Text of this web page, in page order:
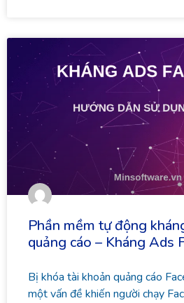
Phần mềm tự động
quảng cáo – Kháng Ads
Bị khóa tài khoản quảng cáo
một vấn đề khiến người chạy